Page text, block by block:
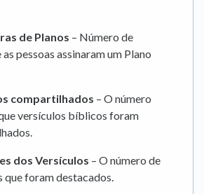
de Planos – Número de
as pessoas assinaram um Plano
compartilhados – O número
versículos bíblicos foram
dos Versículos – O número de
que foram destacados.